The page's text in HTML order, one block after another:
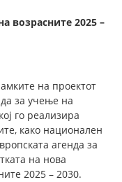
возрасните 2025 –
на проектот
за учење на
го реализира
како национален
агенда за
на нова
2025 – 2030.